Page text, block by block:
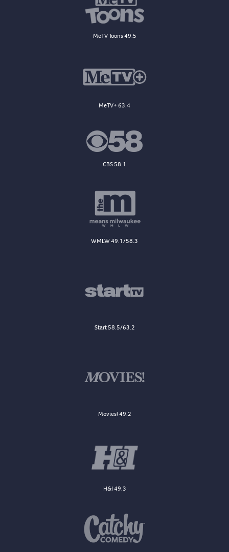
MeTV Toons 49.5
MeTV+ 63.4
CBS 58.1
WMLW 49.1/58.3
Start 58.5/63.2
Movies! 49.2
H&I 49.3